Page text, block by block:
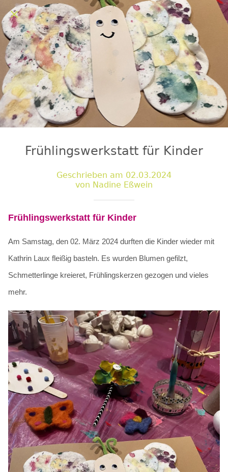
Frühlingswerkstatt für Kinder
Geschrieben am 02.03.2024
von Nadine Eßwein
Frühlingswerkstatt für Kinder
Am Samstag, den 02. März 2024 durften die Kinder wieder mit
Kathrin Laux fleißig basteln. Es wurden Blumen gefilzt,
Schmetterlinge kreieret, Frühlingskerzen gezogen und vieles
mehr.